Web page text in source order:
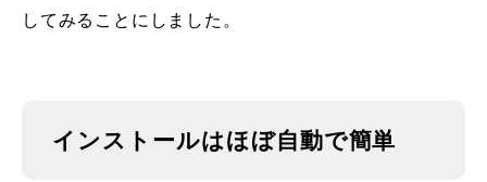
してみることにしました。
インストールはほぼ自動で簡単